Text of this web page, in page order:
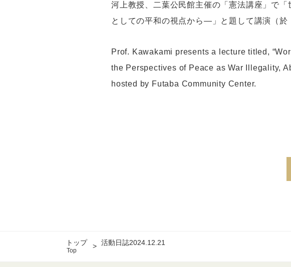
河上教授、二葉公民館主催の「憲法講座」で
としての平和の視点から―」と題して講演（於
Prof. Kawakami presents a lecture titled,
the Perspectives of Peace as War Illegality,
hosted by Futaba Community Center.
トップ
Top
活動日誌2024.12.21